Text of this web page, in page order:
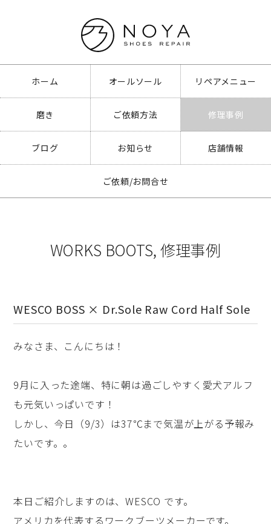
ホーム オールソール リペアメニュー
磨き ご依頼方法 修理事例
ブログ お知らせ 店舗情報
ご依頼/お問合せ
WORKS BOOTS,修理事例
WESCO BOSS × Dr.Sole Raw Cord Half Sole
みなさま、こんにちは！
9月に入った途端、特に朝は過ごしやすく愛犬アルフ
も元気いっぱいです！
しかし、今日（9/3）は37℃まで気温が上がる予報み
たいです。。
本日ご紹介しますのは、WESCO です。
アメリカを代表するワークブーツメーカーです。